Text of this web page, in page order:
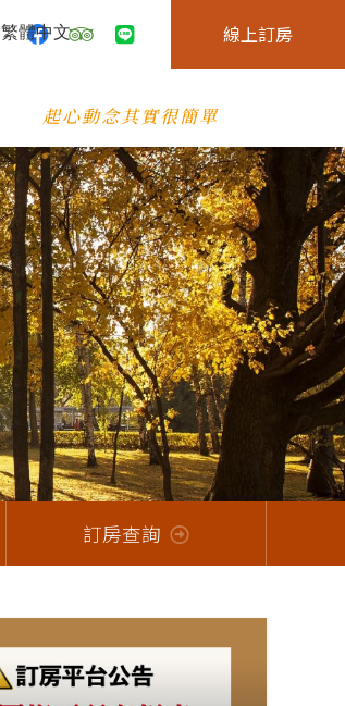
繁體中文 線上訂房
起心動念其實很簡單
訂房查詢